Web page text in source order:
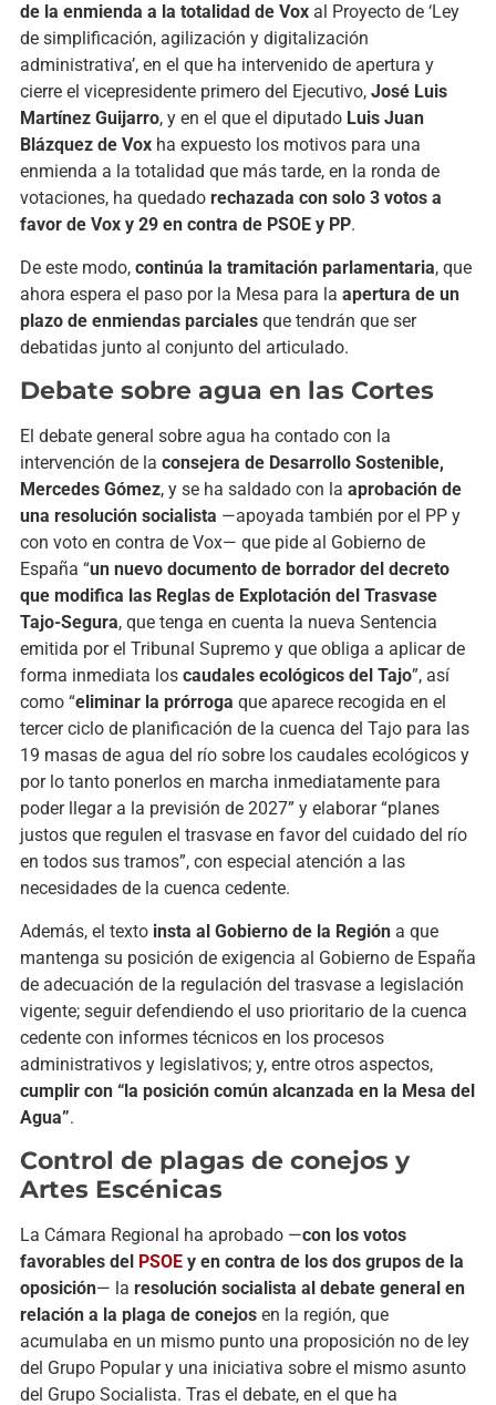
de la enmienda a la totalidad de Vox al Proyecto de ‘Ley
de simplificación, agilización y digitalización
administrativa’, en el que ha intervenido de apertura y
cierre el vicepresidente primero del Ejecutivo, José Luis
Martínez Guijarro, y en el que el diputado Luis Juan
Blázquez de Vox ha expuesto los motivos para una
enmienda a la totalidad que más tarde, en la ronda de
votaciones, ha quedado rechazada con solo 3 votos a
favor de Vox y 29 en contra de PSOE y PP.
De este modo, continúa la tramitación parlamentaria, que
ahora espera el paso por la Mesa para la apertura de un
plazo de enmiendas parciales que tendrán que ser
debatidas junto al conjunto del articulado.
Debate sobre agua en las Cortes
El debate general sobre agua ha contado con la
intervención de la consejera de Desarrollo Sostenible,
Mercedes Gómez, y se ha saldado con la aprobación de
una resolución socialista —apoyada también porel PP y
con voto en contra de Vox— que pide al Gobierno de
España “un nuevo documento de borrador del decreto
que modifica las Reglas de Explotación del Trasvase
Tajo-Segura, que tenga en cuenta la nueva Sentencia
emitida porel Tribunal Supremo y que obliga a aplicarde
forma inmediata los caudales ecológicos del Tajo”, así
como “eliminar la prórroga que aparece recogida en el
tercerciclo de planificación de la cuenca del Tajo para las
19 masas de agua del río sobre los caudales ecológicos y
por lo tanto ponerlos en marcha inmediatamente para
poder llegar a la previsión de 2027” y elaborar “planes
justos que regulen el trasvase en favordel cuidado del río
en todos sus tramos”, con especial atención a las
necesidades de la cuenca cedente.
Además, el texto insta al Gobierno de la Región a que
mantenga su posición de exigencia al Gobierno de España
de adecuación de la regulación del trasvase a legislación
vigente; seguirdefendiendo el uso prioritario de la cuenca
cedente con informes técnicos en los procesos
administrativos y legislativos; y, entre otros aspectos,
cumplir con “la posición común alcanzada en la Mesa del
Agua”.
Control de plagas de conejos y
Artes Escénicas
La Cámara Regional ha aprobado —con los votos
favorables del PSOE y en contra de los dos grupos de la
oposición— la resolución socialista al debate general en
relación a la plaga de conejos en la región, que
acumulaba en un mismo punto una proposición no de ley
del Grupo Populary una iniciativa sobre el mismo asunto
del Grupo Socialista. Tras el debate, en el que ha